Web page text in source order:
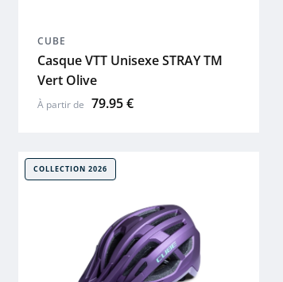
CUBE
Casque VTT Unisexe STRAY TM
Vert Olive
À partir de 79.95 €
COLLECTION 2026